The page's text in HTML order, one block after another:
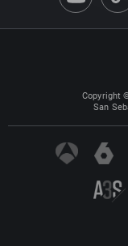
Copyright
San